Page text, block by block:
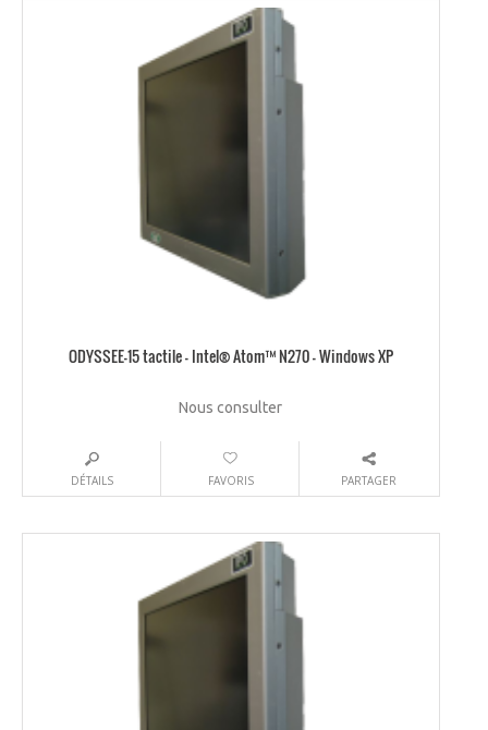
ODYSSEE-15 tactile – Intel® Atom™ N270 – Windows XP
Nous consulter
DÉTAILS FAVORIS PARTAGER